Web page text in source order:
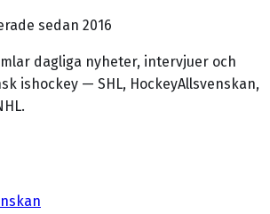
sedan 2016
dagliga nyheter, intervjuer och
ishockey — SHL, HockeyAllsvenskan,